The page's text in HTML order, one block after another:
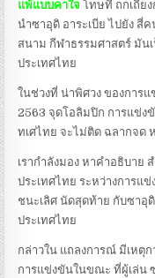
แพ้แบบคาใจโทษที่ ถกเถีย
นำซาอุดิ อาระเบีย ไปยัง สี่
สนาม กีฬาธรรมศาสตร์ มัน
ประเทศไทย
ในช่วงที่ น่าพิศวง ของการแ
2563 จุดโอลิมปิก การแข่ง
ทเศไทย จะไม่ติด ฉลากจด
เรากำลังมอง หาคำอธิบาย
ประเทศไทย ระหว่างการแ
ชนะเลิศ นัดสุดท้าย กับซาอุ
ประเทศไทย
กล่าวใน แถลงการณ์ มีเหตุ
การแข่งขันในขณะ ที่ผู้เล่น